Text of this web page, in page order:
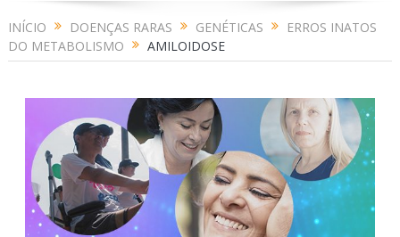
INÍCIO DOENÇAS RARAS GENÉTICAS
ERROS INATOS
DO METABOLISMO
AMILOIDOSE